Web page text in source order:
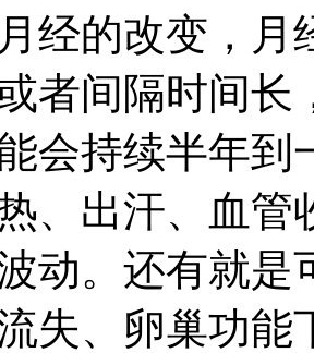
经的改变，月
者间隔时间长
会持续半年
、出汗、血管
动。还有就是
失、卵巢功能